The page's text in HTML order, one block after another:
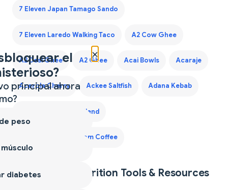
7 Eleven Japan Tamago Sando
7 Eleven Laredo Walking Taco A2 Cow Ghee
A2 Desi Ghee A2 Ghee Acai Bowls Acaraje
Acerola Cherry Ackee Saltfish Adana Kebab
Adaptogen Coffee Blend
Adaptogen Mushroom Coffee
Explore Más Nutrition Tools & Resources
×
el
principal ahora
peso
diabetes